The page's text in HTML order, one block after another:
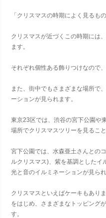
「クリスマスの時期によく見るもの
クリスマスが近づくこの時期には
ます。
それぞれ個性ある飾りつけなので
また、街中でもさまざまな場所で
ーションが見られます。
東京23区では、渋谷の宮下公園や
場所でクリスマスツリーを見ること
宮下公園では、水森亜土さんとの
ルクリスマス)、紫を基調としたイ
光と音のイルミネーションが見られ
クリスマスといえばケーキもあり
をはじめ、さまざまなトッピング
す。